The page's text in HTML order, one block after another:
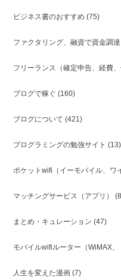
ビジネス書のおすすめ (75)
ファクタリング、融資で資金調達
フリーランス（確定申告、経費、
ブログで稼ぐ (160)
ブログについて (421)
プログラミングの勉強サイト (13)
ポケットwifi（イーモバイル、ワ
マッチングサービス（アプリ）
まとめ・キュレーション (47)
モバイルwifiルーター（WiMAX、
人生を変えた漫画 (7)